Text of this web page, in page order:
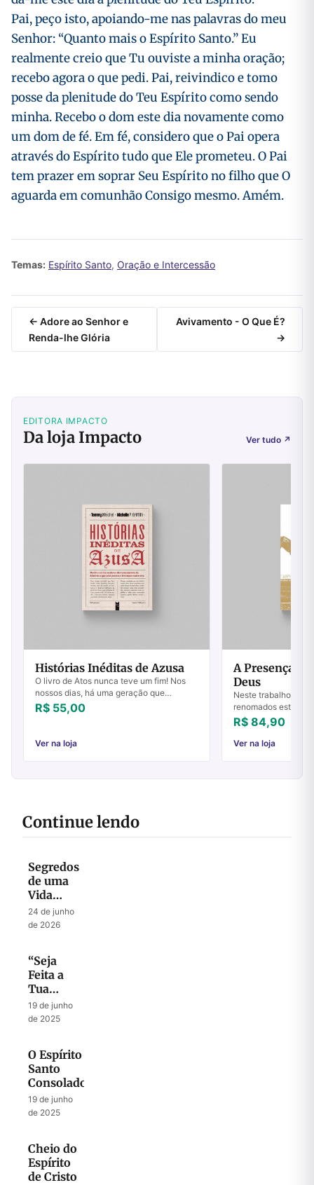
Pai, peço isto, apoiando-me nas palavras do meu
Senhor: “Quanto mais o Espírito Santo.” Eu
realmente creio que Tu ouviste a minha oração;
recebo agora o que pedi. Pai, reivindico e tomo
posse da plenitude do Teu Espírito como sendo
minha. Recebo o dom este dia novamente como
um dom de fé. Em fé, considero que o Pai opera
através do Espírito tudo que Ele prometeu. O Pai
tem prazer em soprar Seu Espírito no filho que O
aguarda em comunhão Consigo mesmo. Amém.
Temas: Espírito Santo, Oração e Intercessão
← Adore ao Senhor e
Renda-lhe Glória
Avivamento - O Que É?
→
EDITORA IMPACTO
Da loja Impacto Ver tudo ↗
Histórias Inéditas de Azusa
O livro de Atos nunca teve um fim! Nos
nossos dias, há uma geração que
pergunta: Onde estão aquelas coisas
maravilhosas que os nossos
R$ 55,00
Ver na loja
A Presença
Deus
Neste trabalho
renomados
Hays, apresentam
convincente sobre
Eles revelam...
R$ 84,90
Ver na loja
Continue lendo
Segredos
de uma
Vida
Abençoada
por Deus
24 de junho
de 2026
“Seja
Feita a
Tua
Vontade”
19 de junho
de 2025
O Espírito
Santo
Consolador
19 de junho
de 2025
Cheio do
Espírito
de Cristo